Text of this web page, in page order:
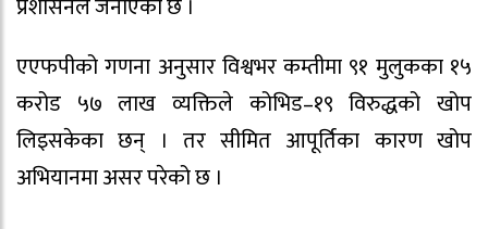
प्रशासनले जनाएको छ ।
एएफपीको गणना अनुसार विश्वभर कम्तीमा ९१ मुलुकका १५
करोड ५७ लाख व्यक्तिले कोभिड–१९ विरुद्धको खोप
लिइसकेका छन् । तर सीमित आपूर्तिका कारण खोप
अभियानमा असर परेको छ ।